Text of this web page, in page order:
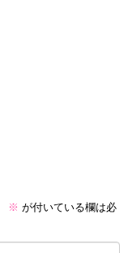
※ が付いている欄は必